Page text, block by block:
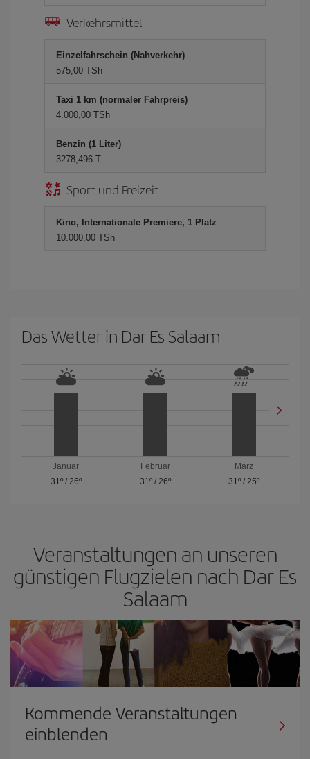
Verkehrsmittel
Einzelfahrschein (Nahverkehr)
575,00 TSh
Taxi 1 km (normaler Fahrpreis)
4.000,00 TSh
Benzin (1 Liter)
3278,496 T
Sport und Freizeit
Kino, Internationale Premiere, 1 Platz
10.000,00 TSh
Das Wetter in Dar Es Salaam
Januar
31º/ 26º
Februar
31º/ 26º
März
31º /25º
Veranstaltungen an unseren
günstigen Flugzielen nach Dar Es
Salaam
Kommende Veranstaltungen
einblenden